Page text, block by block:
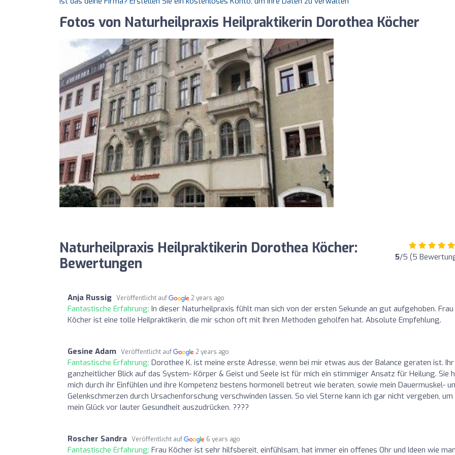
Fotos von Naturheilpraxis Heilpraktikerin Dorothea Köcher
Naturheilpraxis Heilpraktikerin Dorothea Köcher:
Bewertungen
5/5 (5
Anja Russig Veröffentlicht auf 2 years ago
Fantastische Erfahrung: In dieser Naturheilpraxis fühlt man sich von der ersten Sekunde an gut aufgehoben. Frau
Köcher ist eine tolle Heilpraktikerin, die mir schon oft mit Ihren Methoden geholfen hat. Absolute Empfehlung.
Gesine Adam Veröffentlicht auf 2 years ago
Fantastische Erfahrung: Dorothee K. ist meine erste Adresse, wenn bei mir etwas aus der Balance geraten ist. Ihr
ganzheitlicher Blick auf das System- Körper & Geist und Seele ist für mich ein stimmiger Ansatz für Heilung. Sie
mich durch ihr Einfühlen und ihre Kompetenz bestens hormonell betreut wie beraten, sowie mein Dauermuskel-
Gelenkschmerzen durch Ursachenforschung verschwinden lassen. So viel Sterne kann ich gar nicht vergeben, um
mein Glück vor lauter Gesundheit auszudrücken. ????
Roscher Sandra Veröffentlicht auf 6 years ago
Fantastische Erfahrung: Frau Köcher ist sehr hilfsbereit, einfühlsam, hat immer ein offenes Ohr und Ideen wie man